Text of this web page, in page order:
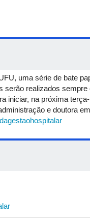
uma série de bate
serão realizados
iniciar, na próxima
e doutora